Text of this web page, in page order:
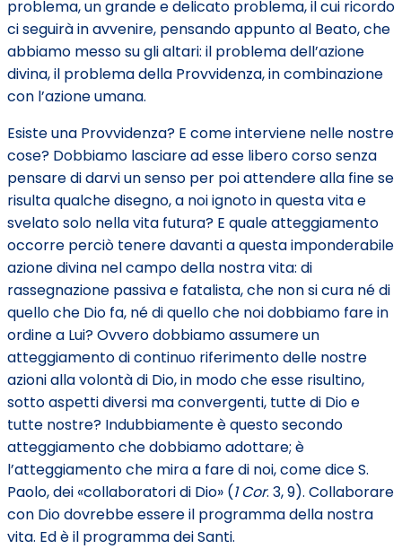
problema, un grande e delicato problema, il cui ricordo
ci seguirà in avvenire, pensando appunto al Beato, che
abbiamo messo su gli altari: il problema dell’azione
divina, il problema della Provvidenza, in combinazione
con l’azione umana.
Esiste una Provvidenza? E come interviene nelle nostre
cose? Dobbiamo lasciare ad esse libero corso senza
pensare di darvi un senso per poi attendere alla fine se
risulta qualche disegno, a noi ignoto in questa vita e
svelato solo nella vita futura? E quale atteggiamento
occorre perciò tenere davanti a questa imponderabile
azione divina nel campo della nostra vita: di
rassegnazione passiva e fatalista, che non si cura né di
quello che Dio fa, né di quello che noi dobbiamo fare in
ordine a Lui? Ovvero dobbiamo assumere un
atteggiamento di continuo riferimento delle nostre
azioni alla volontà di Dio, in modo che esse risultino,
sotto aspetti diversi ma convergenti, tutte di Dio e
tutte nostre? Indubbiamente è questo secondo
atteggiamento che dobbiamo adottare; è
l’atteggiamento che mira a fare di noi, come dice S.
Paolo, dei «collaboratori di Dio» (1 Cor. 3, 9). Collaborare
con Dio dovrebbe essere il programma della nostra
vita. Ed è il programma dei Santi.